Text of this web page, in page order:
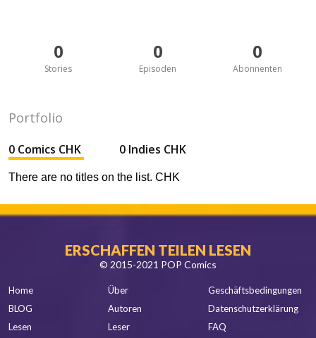
0
Stories
0
Episoden
0
Abonnenten
Portfolio
0 Comics CHK 0 Indies CHK
There are no titles on the list. CHK
ERSCHAFFEN TEILEN LESEN
© 2015-2021 POP Comics
Home
BLOG
Lesen
Über
Autoren
Leser
Geschäftsbedingungen
Datenschutzerklärung
FAQ